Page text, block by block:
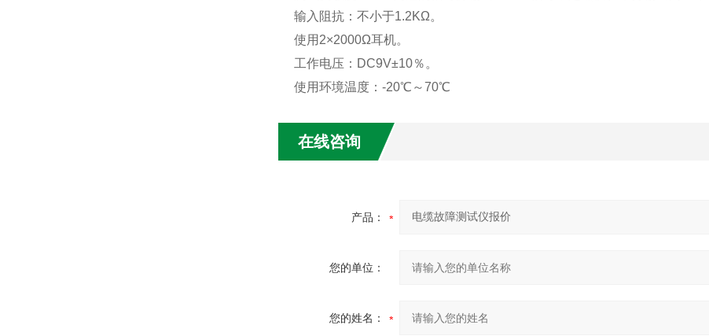
输入阻抗：不小于1.2KΩ。
使用2×2000Ω耳机。
工作电压：DC9V±10％。
使用环境温度：-20℃～70℃
在线咨询
产品：
您的单位：
您的姓名：